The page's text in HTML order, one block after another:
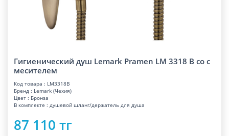
Гигиенический душ Lemark Pramen LM 3318 B со с
месителем
Код товара : LM3318B
Бренд : Lemark (Чехия)
Цвет : Бронза
В комплекте : душевой шланг/держатель для душа
87 110 тг